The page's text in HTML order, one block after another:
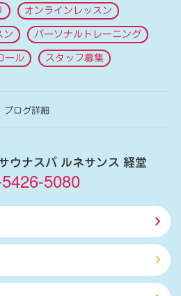
オンラインレッスン
ン パーソナルトレーニング
ール スタッフ募集
ブログ詳細
ウナスパ ルネサンス 経堂
5080